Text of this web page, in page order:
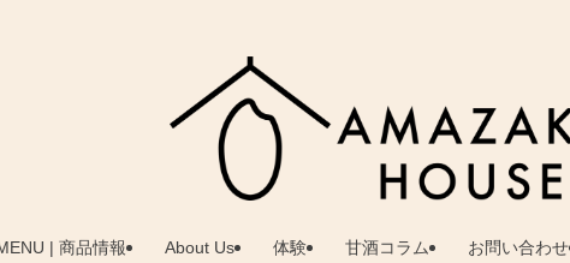
| 商品情報 About Us 体験 甘酒コラム お問い合わせ